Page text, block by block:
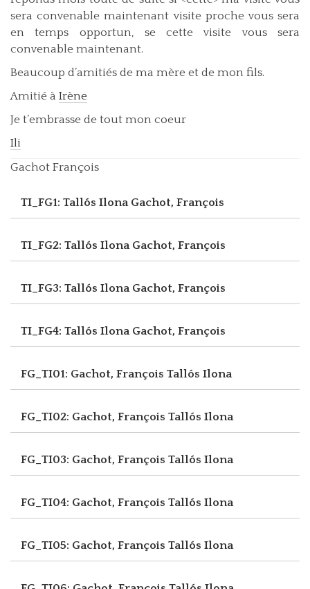
sera convenable maintenant visite proche vous sera
en temps opportun, se cette visite vous sera
convenable maintenant.
Beaucoup d’amitiés de ma mère et de mon fils.
Amitié à Irène
Je t’embrasse de tout mon coeur
Ili
Gachot François
TI_FG1: Tallós Ilona Gachot, François
TI_FG2: Tallós Ilona Gachot, François
TI_FG3: Tallós Ilona Gachot, François
TI_FG4: Tallós Ilona Gachot, François
FG_TI01: Gachot, François Tallós Ilona
FG_TI02: Gachot, François Tallós Ilona
FG_TI03: Gachot, François Tallós Ilona
FG_TI04: Gachot, François Tallós Ilona
FG_TI05: Gachot, François Tallós Ilona